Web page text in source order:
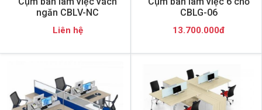
ngăn CBLV-NC
Liên hệ
CBLG-06
13.700.000đ